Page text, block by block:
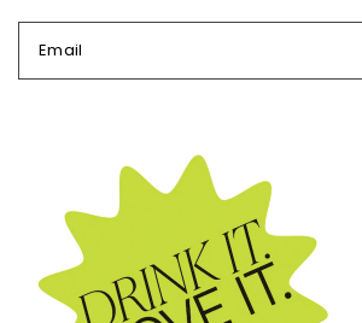
Email